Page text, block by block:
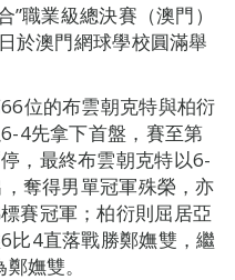
職業級總決賽（澳門）
於澳門網球學校圓滿舉
位的布雲朝克特與柏衍
4先拿下首盤，賽至第
，最終布雲朝克特以6-
奪得男單冠軍殊榮，亦
賽冠軍；柏衍則屈居亞
比4直落戰勝鄭嫵雙，繼
嫵雙。